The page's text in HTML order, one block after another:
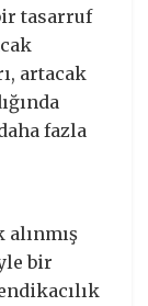
tasarruf
artacak
fazla
bir